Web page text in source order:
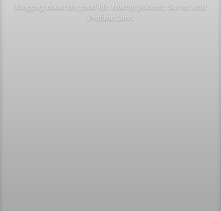
Blogging about the good life. Host of podcast, Sacred and
Profane Love.